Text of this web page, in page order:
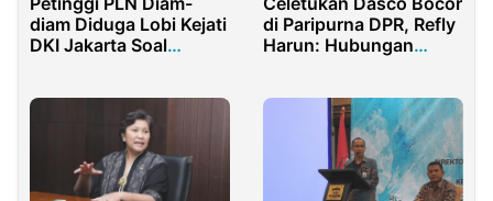
diam Diduga Lobi Kejati
DKI Jakarta Soal
di Paripurna DPR, Refly
Harun: Hubungan